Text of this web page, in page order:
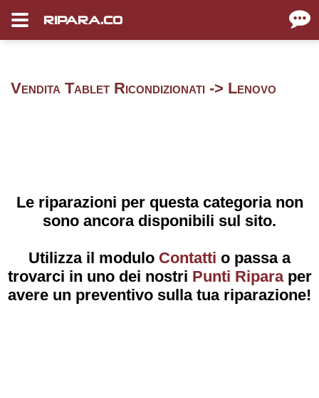
RIPARA.CO
Vendita Tablet Ricondizionati -> Lenovo
Le riparazioni per questa categoria non
sono ancora disponibili sul sito.
Utilizza il modulo Contatti o passa a
trovarci in uno dei nostri Punti Riparaper
avere un preventivo sulla tua riparazione!